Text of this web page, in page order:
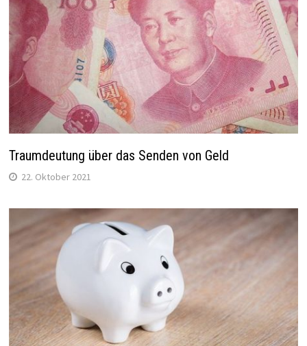
Traumdeutung über das Senden von Geld
22. Oktober 2021